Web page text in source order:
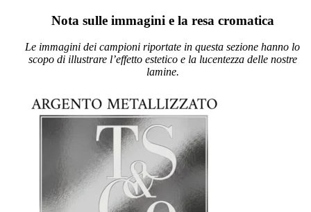
Nota sulle immagini e la resa cromatica
Le immagini dei campioni riportate in questa sezione hanno lo
scopo di illustrare l’effetto estetico e la lucentezza delle nostre
lamine.